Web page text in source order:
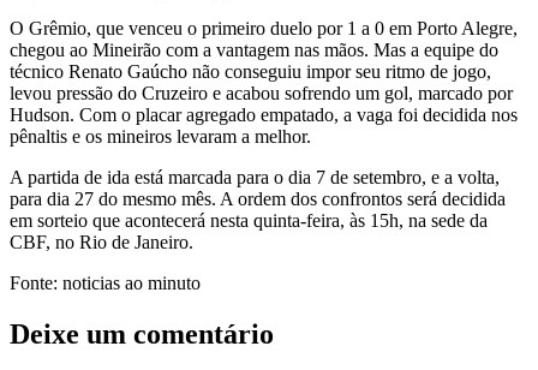
O Grêmio, que venceu o primeiro duelo por 1 a 0 em Porto Alegre,
chegou ao Mineirão com a vantagem nas mãos. Mas a equipe do
técnico Renato Gaúcho não conseguiu impor seu ritmo de jogo,
levou pressão do Cruzeiro e acabou sofrendo um gol, marcado por
Hudson. Com o placar agregado empatado, a vaga foi decidida nos
pênaltis e os mineiros levaram a melhor.
A partida de ida está marcada para o dia 7 de setembro, e a volta,
para dia 27 do mesmo mês. A ordem dos confrontos será decidida
em sorteio que acontecerá nesta quinta-feira, às 15h, na sede da
CBF, no Rio de Janeiro.
Fonte: noticias ao minuto
Deixe um comentário